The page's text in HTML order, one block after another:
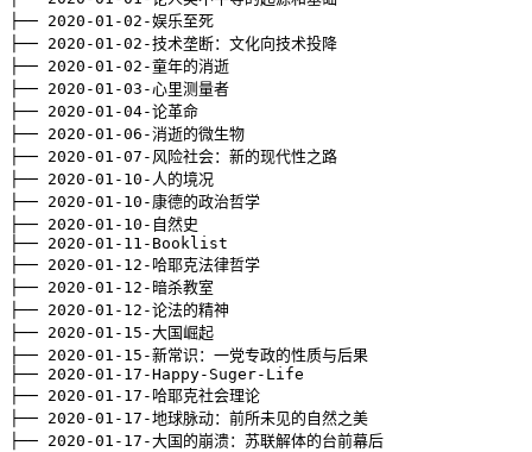
├── 2020 -01-02-娱乐至死
├── 2020 -01-02-技术垄断：文化向技术投降
├── 2020 -01-02-童年的消逝
├── 2020 -01-03-心里测量者
├── 2020 -01-04-论革命
├── 2020 -01-06-消逝的微生物
├── 2020 -01-07-风险社会：新的现代性之路
├── 2020 -01-10-人的境况
├── 2020 -01-10-康德的政治哲学
├── 2020 -01-10-自然史
├── 2020 -01-11-Booklist
├── 2020 -01-12-哈耶克法律哲学
├── 2020 -01-12-暗杀教室
├── 2020 -01-12-论法的精神
├── 2020 -01-15-大国崛起
├── 2020 -01-15-新常识：一党专政的性质与后果
├── 2020 -01-17-Happy-Suger-Life
├── 2020 -01-17-哈耶克社会理论
├── 2020 -01-17-地球脉动：前所未见的自然之美
├── 2020 -01-17-大国的崩溃：苏联解体的台前幕后